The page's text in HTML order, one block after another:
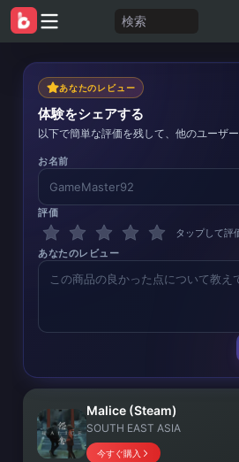
検索
あなたのレビュー
体験をシェアする
以下で簡単な評価を残して、他のユーザ
お名前
評価
タップして評
あなたのレビュー
Malice (Steam)
SOUTH EAST ASIA
今すぐ購入